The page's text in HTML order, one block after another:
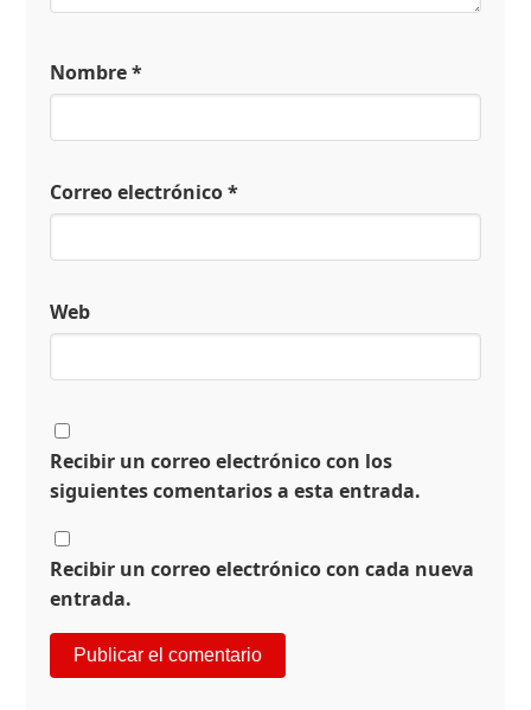
Nombre*
Correo electrónico*
Web
Recibir un correo electrónico con los
siguientes comentarios a esta entrada.
Recibir un correo electrónico con cada nueva
entrada.